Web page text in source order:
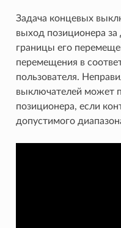
Задача концевых
выход позиционера
границы его
перемещения в
пользователя.
выключателей может
позиционера, если
допустимого